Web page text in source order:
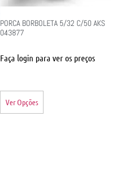
PORCA BORBOLETA 5/32 C/50 AKS
043877
Faça login para ver os preços
Ver Opções